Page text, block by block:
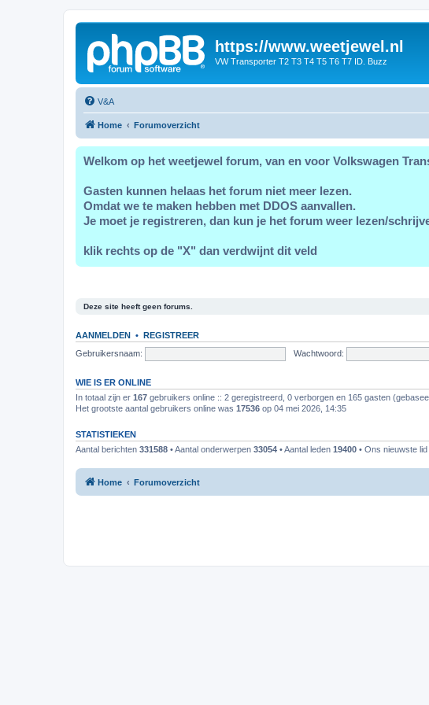
https://www.weetjewel.nl
VW Transporter T2 T3 T4 T5 T6 T7 ID. Buzz
V&A
Home Forumoverzicht
Welkom op het weetjewel forum, van en voor Volkswagen
Gasten kunnen helaas het forum niet meer lezen.
Omdat we te maken hebben met DDOS aanvallen.
Je moet je registreren, dan kun je het forum weer lezen/
klik rechts op de "X" dan verdwijnt dit veld
Deze site heeft geen forums.
AANMELDEN • REGISTREER
Gebruikersnaam:
Wachtwoord:
WIE IS ER ONLINE
In totaal zijn er 167 gebruikers online :: 2 geregistreerd, 0 verborgen en 165 gasten
Het grootste aantal gebruikers online was 17536 op 04 mei 2026, 14:35
STATISTIEKEN
Aantal berichten 331588 • Aantal onderwerpen 33054 • Aantal leden 19400 • Ons nieuwste lid
Home Forumoverzicht